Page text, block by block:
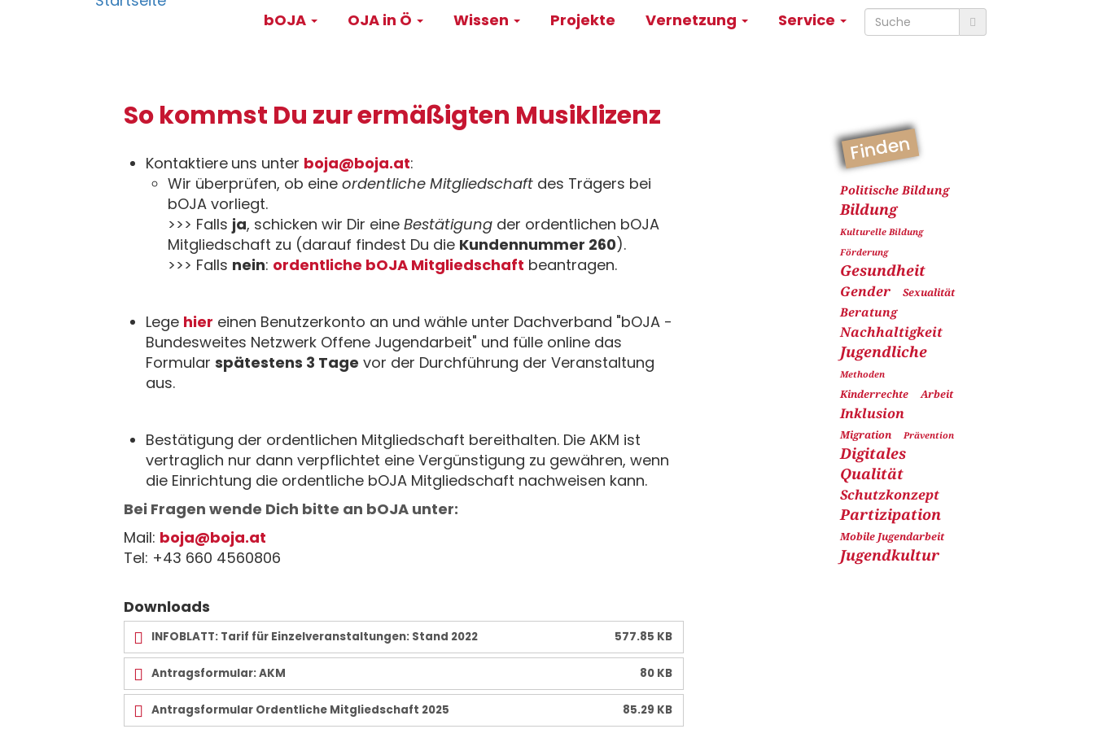
Main
bOJA OJA in Ö Wissen Projekte Vernetzung Service
So kommst Du zur ermäßigten Musiklizenz
Kontaktiere uns unter boja@boja.at:
Wir überprüfen, ob eine ordentliche Mitgliedschaft des Trägers bei
bOJA vorliegt.
>>> Falls ja, schicken wir Dir eine Bestätigung der ordentlichen bOJA
Mitgliedschaft zu (darauf findest Du die Kundennummer 260).
>>> Falls nein: ordentliche bOJA Mitgliedschaft beantragen.
Lege hier einen Benutzerkonto an und wähle unter Dachverband "bOJA -
Bundesweites Netzwerk Offene Jugendarbeit" und fülle online das
Formular spätestens 3 Tage vor der Durchführung der Veranstaltung
aus.
Bestätigung der ordentlichen Mitgliedschaft bereithalten. Die AKM ist
vertraglich nur dann verpflichtet eine Vergünstigung zu gewähren, wenn
die Einrichtung die ordentliche bOJA Mitgliedschaft nachweisen kann.
Bei Fragen wende Dich bitte an bOJA unter:
Mail: boja@boja.at
Tel: +43 660 4560806
Downloads
INFOBLATT: Tarif für Einzelveranstaltungen: Stand 2022 577.85 KB
Antragsformular: AKM 80 KB
Antragsformular Ordentliche Mitgliedschaft 2025 85.29 KB
Finden
Politische Bildung
Bildung
Kulturelle Bildung
Förderung
Gesundheit
Gender Sexualität
Beratung
Nachhaltigkeit
Jugendliche
Methoden
Kinderrechte Arbeit
Inklusion
Migration Prävention
Digitales
Qualität
Schutzkonzept
Partizipation
Mobile Jugendarbeit
Jugendkultur